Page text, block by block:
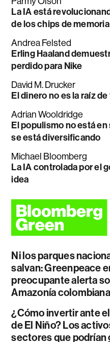
La IA está
de los chips de memoria
Andrea Felsted
Erling Haaland
perdido para Nike
David M. Drucker
El dinero no es la raíz
Adrian Wooldridge
El populismo no está
se está diversificando
Michael Bloomberg
La IA controlada por el
idea
Ni los parques
salvan: Greenpeace
preocupante alerta
Amazonía colombiana
¿Cómo invertir ante
de El Niño? Los
sectores que podrían